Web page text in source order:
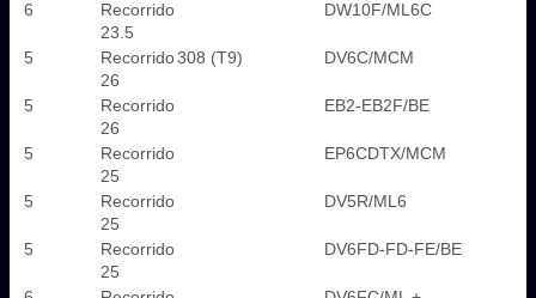
6
Recorrido
23.5
DW10F/ML6C
5
Recorrido
26
308 (T9) DV6C/MCM
5
Recorrido
26
EB2-EB2F/BE
5
Recorrido
25
EP6CDTX/MCM
5
Recorrido
25
DV5R/ML6
5
Recorrido
25
DV6FD-FD-FE/BE